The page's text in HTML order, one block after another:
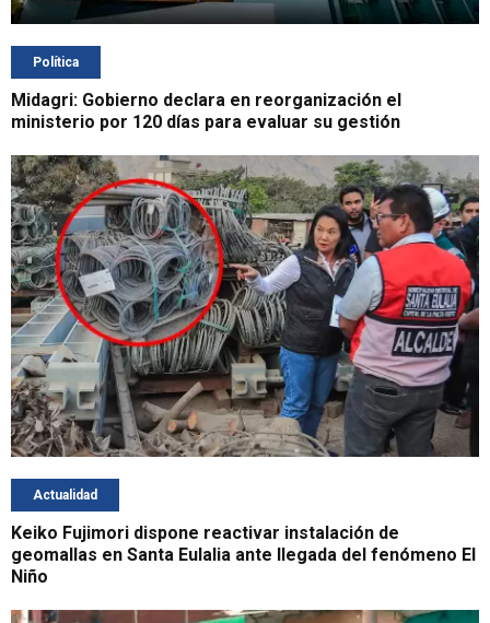
Política
Midagri: Gobierno declara en reorganización el
ministerio por 120 días para evaluar su gestión
Actualidad
Keiko Fujimori dispone reactivar instalación de
geomallas en Santa Eulalia ante llegada del fenómeno El
Niño